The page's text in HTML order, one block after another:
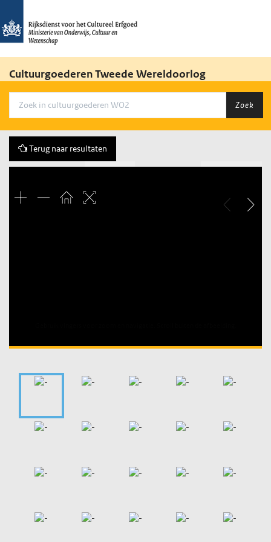
Cultuurgoederen Tweede Wereldoorlog
Zoek
Terug naar resultaten